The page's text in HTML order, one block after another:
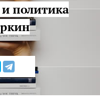
политика